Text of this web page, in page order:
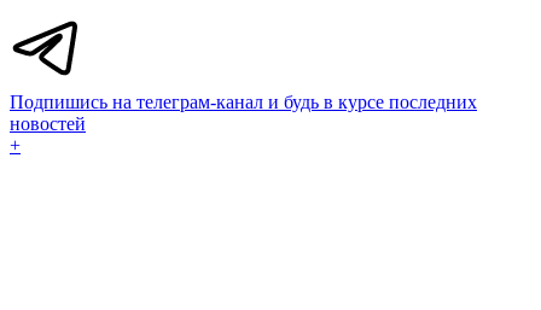
Подпишись на телеграм-канал и будь в курсе последних
новостей
+